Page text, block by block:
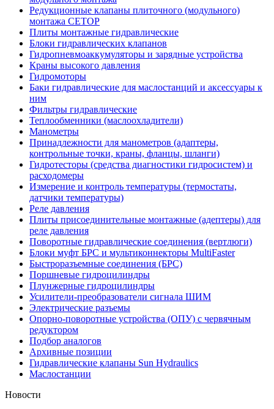
Редукционные клапаны плиточного (модульного)
монтажа CETOP
Плиты монтажные гидравлические
Блоки гидравлических клапанов
Гидропневмоаккумуляторы и зарядные устройства
Краны высокого давления
Гидромоторы
Баки гидравлические для маслостанций и аксессуары к
ним
Фильтры гидравлические
Теплообменники (маслоохладители)
Манометры
Принадлежности для манометров (адаптеры,
контрольные точки, краны, фланцы, шланги)
Гидротесторы (средства диагностики гидросистем) и
расходомеры
Измерение и контроль температуры (термостаты,
датчики температуры)
Реле давления
Плиты присоединительные монтажные (адептеры) для
реле давления
Поворотные гидравлические соединения (вертлюги)
Блоки муфт БРС и мультиконнекторы MultiFaster
Быстроразъемные соединения (БРС)
Поршневые гидроцилиндры
Плунжерные гидроцилиндры
Усилители-преобразователи сигнала ШИМ
Электрические разъемы
Опорно-поворотные устройства (ОПУ) с червячным
редуктором
Подбор аналогов
Архивные позиции
Гидравлические клапаны Sun Hydraulics
Маслостанции
Новости